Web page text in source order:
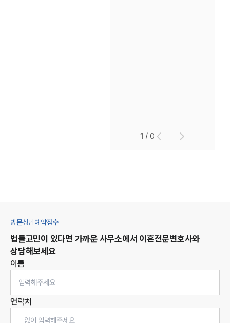
1 /0
방문상담예약접수
법률고민이 있다면 가까운 사무소에서 이혼전문변호사와
상담해보세요
이름
연락처